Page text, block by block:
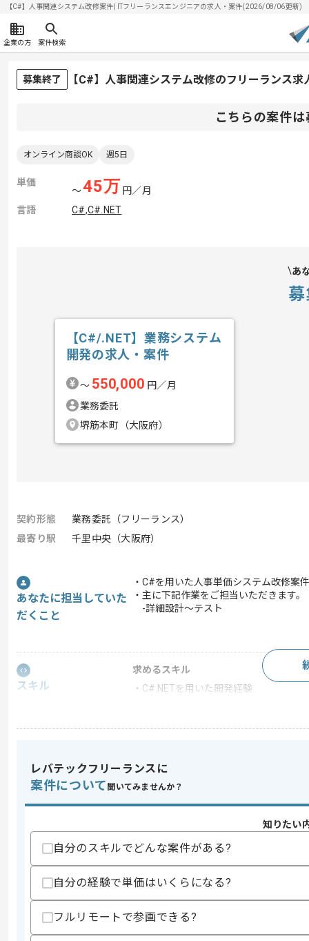
【C#】人事関連システム改修案件| ITフリーランスエンジニアの求人・案件(2026/08/06更新)
企業の方 案件検索
募集終了 【C#】人事関連システム改修のフリーランス求
こちらの案件
オンライン商談OK 週5日
単価
〜45万 円／月
言語
C#,C#.NET
あ
【C#/.NET】業務システム
開発の求人・案件
〜 550,000 円／月
業務委託
堺筋本町（大阪府）
契約形態
業務委託（フリーランス）
最寄り駅
千里中央（大阪府）
あなたに担当していた
だくこと
・C#を用いた人事単価システム改修案
・主に下記作業をご担当いただきます。
-詳細設計～テスト
スキル
求めるスキル
・C#.NETを用いた開発経験
上記に似た経験やスキルをお持ちであれば申
精算・お支払い
精算条件
支払いサイト
15日
商談回数
募集人数
作業開始日
2026/05/01
レバテックフリーランスに
案件について 聞いてみませんか？
知りたい
自分のスキルでどんな案件がある?
自分の経験で単価はいくらになる?
フルリモートで参画できる?